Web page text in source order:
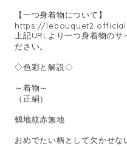
【一つ身着物について】
https://
上記URLより一つ身着物の
ださい。
◇色彩と解説◇
～着物～
（正絹）
鶴地紋赤無地
おめでたい柄として欠かせな